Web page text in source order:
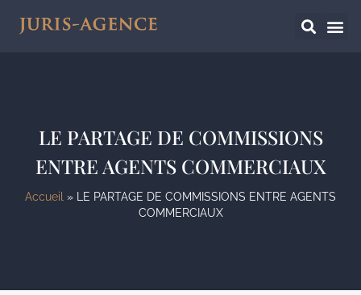
LE PARTAGE DE COMMISSIONS
ENTRE AGENTS COMMERCIAUX
Accueil » LE PARTAGE DE COMMISSIONS ENTRE AGENTS
COMMERCIAUX